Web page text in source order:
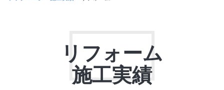
リフォーム
施工実績